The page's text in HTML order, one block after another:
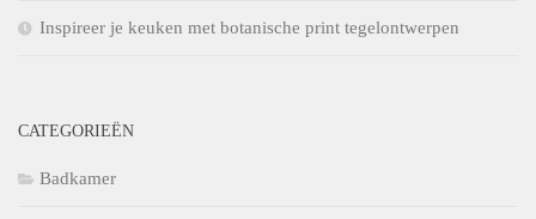
Inspireer je keuken met botanische print tegelontwerpen
CATEGORIEËN
Badkamer